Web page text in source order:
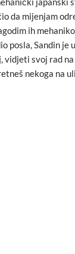
da mijenjam
ih
posla, Sandin je
vidjeti svoj rad
nekoga na